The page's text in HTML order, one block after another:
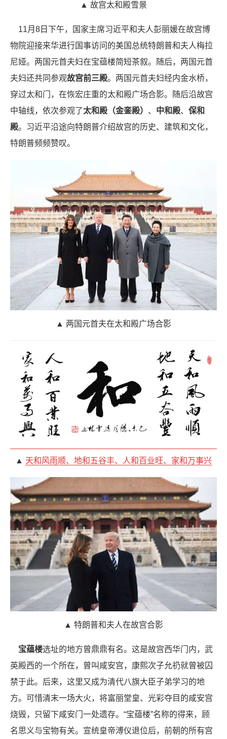
▲ 故宫太和殿雪景
11月8日下午，国家主席习近平和夫人彭丽媛在故宫博
物院迎接来华进行国事访问的美国总统特朗普和夫人梅拉
尼娅。两国元首夫妇在宝蕴楼简短茶叙。随后，两国元首
夫妇还共同参观故宫前三殿。两国元首夫妇经内金水桥，
穿过太和门，在恢宏庄重的太和殿广场合影。随后沿故宫
中轴线，依次参观了太和殿（金銮殿） 、 中和殿、保和
殿。习近平沿途向特朗普介绍故宫的历史、建筑和文化，
特朗普频频赞叹。
▲ 两国元首夫在太和殿广场合影
▲ 天和风雨顺、地和五谷丰、人和百业旺、家和万事兴
▲ 特朗普和夫人在故宫合影
宝蕴楼选址的地方曾鼎鼎有名。这是故宫西华门内，武
英殿西的一个所在，曾叫咸安宫，康熙次子允礽就曾被囚
禁于此。后来，这里又成为清代八旗大臣子弟学习的地
方。可惜清末一场大火，将富丽堂皇、光彩夺目的咸安宫
烧毁，只留下咸安门一处遗存。“宝蕴楼”名称的得来，顾
名思义与宝物有关。宣统皇帝溥仪退位后，前朝的所有宫